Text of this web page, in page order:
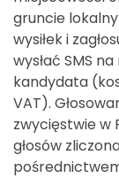
gruncie
wysiłek i
wysłać SMS
kandydata
VAT).
zwycięstwie w
głosów